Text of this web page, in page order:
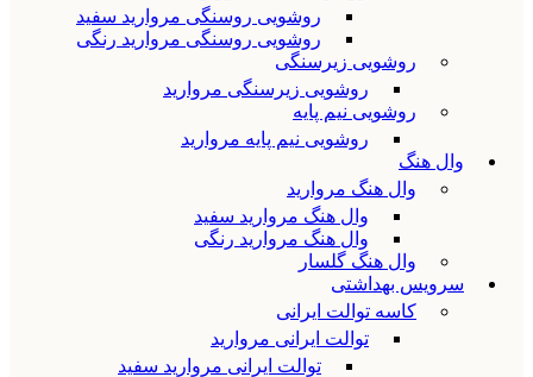
روشویی روسنگی مروارید سفید
روشویی روسنگی مروارید رنگی
روشویی زیرسنگی
روشویی زیرسنگی مروارید
روشویی نیم پایه
روشویی نیم پایه مروارید
وال هنگ
وال هنگ مروارید
وال هنگ مروارید سفید
وال هنگ مروارید رنگی
وال هنگ گلسار
سرویس بهداشتی
کاسه توالت ایرانی
توالت ایرانی مروارید
توالت ایرانی مروارید سفید